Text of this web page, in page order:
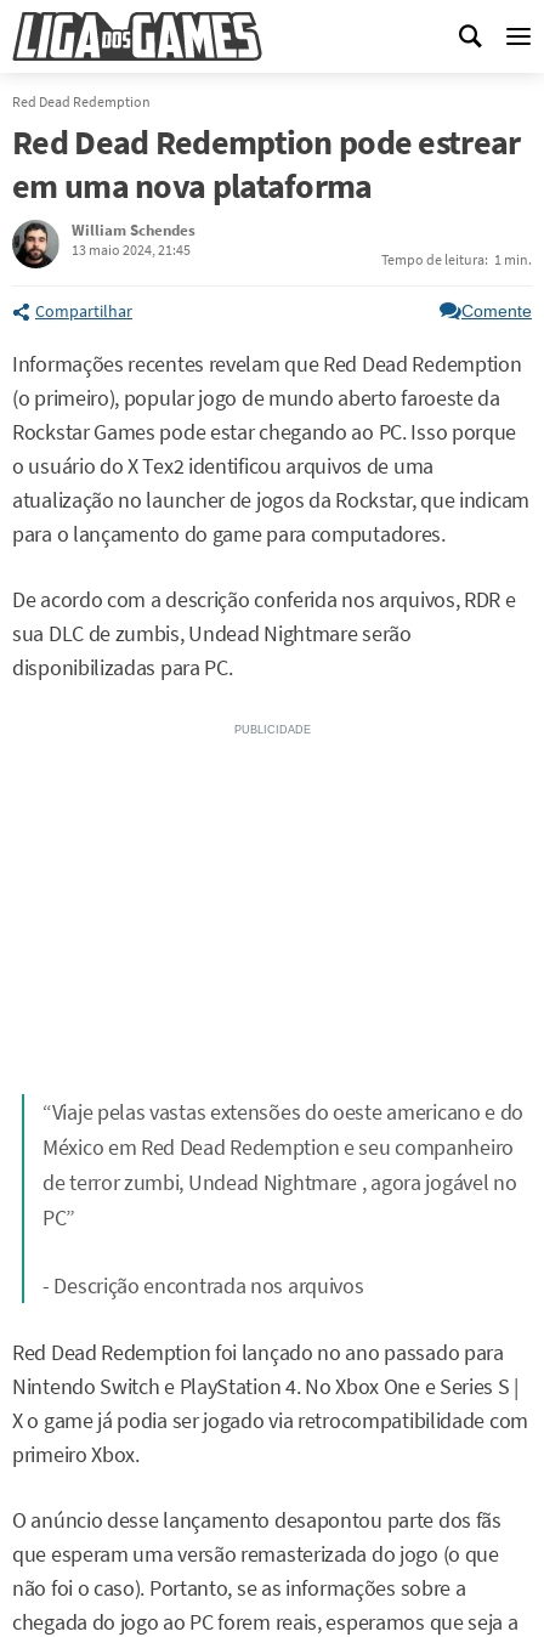
Red Dead Redemption
Red Dead Redemption pode estrear
em uma nova plataforma
William Schendes
13 maio 2024, 21:45
Tempo de leitura: 1 min.
Compartilhar Comente
Informações recentes revelam que Red Dead Redemption
(o primeiro), popular jogo de mundo aberto faroeste da
Rockstar Games pode estar chegando ao PC. Isso porque
o usuário do X Tex2 identificou arquivos de uma
atualização no launcher de jogos da Rockstar, que indicam
para o lançamento do game para computadores.
De acordo com a descrição conferida nos arquivos, RDR e
sua DLC de zumbis, Undead Nightmare serão
disponibilizadas para PC.
“Viaje pelas vastas extensões do oeste americano e do
México em Red Dead Redemption e seu companheiro
de terror zumbi, Undead Nightmare , agora jogável no
PC”
- Descrição encontrada nos arquivos
Red Dead Redemption foi lançado no ano passado para
Nintendo Switch e PlayStation 4. No Xbox One e Series S |
X o game já podia ser jogado via retrocompatibilidade com
primeiro Xbox.
O anúncio desse lançamento desapontou parte dos fãs
que esperam uma versão remasterizada do jogo (o que
não foi o caso). Portanto, se as informações sobre a
chegada do jogo ao PC forem reais, esperamos que seja a